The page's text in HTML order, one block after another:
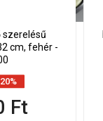
szerelésű
cm, fehér -
Ft